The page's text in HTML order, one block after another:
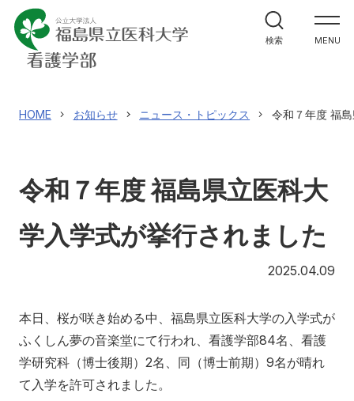
MENU
学部案内
カリキュラムの特徴
在校生からのメッセージ
入試情報
対象者別
地域の方へ 来院の方（診療）へ
お問い合わせ
検索
HOME お知らせ ニュース・トピックス 令和７年度 福
令和７年度 福島県立医科大
学入学式が挙行されました
2025.04.09
本日、桜が咲き始める中、福島県立医科大学の入学式が
ふくしん夢の音楽堂にて行われ、看護学部84名、看護
学研究科（博士後期）2名、同（博士前期）9名が晴れ
て入学を許可されました。